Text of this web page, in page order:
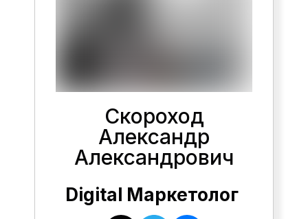
Скороход
Александр
Александрович
Digital Маркетолог